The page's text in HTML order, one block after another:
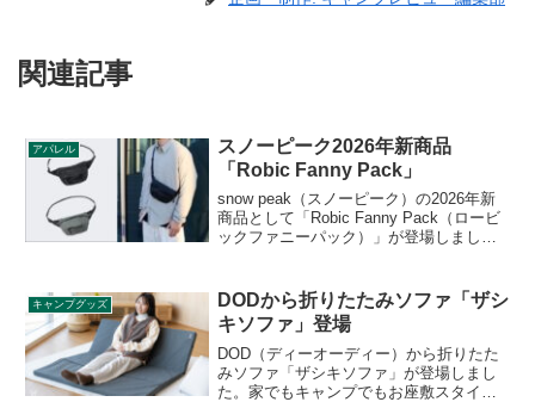
関連記事
アパレル
スノーピーク2026年新商品
「Robic Fanny Pack」
snow peak（スノーピーク）の2026年新
商品として「Robic Fanny Pack（ロービ
ックファニーパック）」が登場しまし
で、日常使いはもちろん、移動や外出時
にも安心して使える仕様です。詳細をレ
ビューします。
キャンプグッズ
DODから折りたたみソファ「ザシ
キソファ」登場
DOD（ディーオーディー）から折りたた
みソファ「ザシキソファ」が登場しまし
た。家でもキャンプでもお座敷スタイル